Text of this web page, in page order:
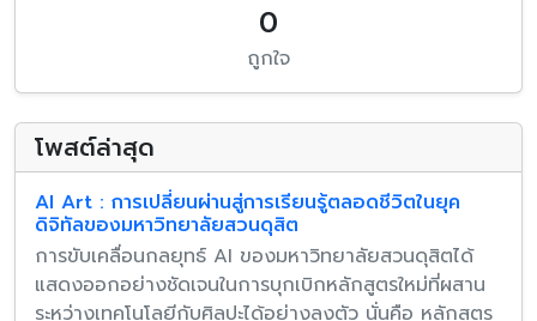
0
ถูกใจ
โพสต์ล่าสุด
AI Art : การเปลี่ยนผ่านสู่การเรียนรู้ตลอดชีวิตในยุค
ดิจิทัลของมหาวิทยาลัยสวนดุสิต
การขับเคลื่อนกลยุทธ์ AI ของมหาวิทยาลัยสวนดุสิตได้
แสดงออกอย่างชัดเจนในการบุกเบิกหลักสูตรใหม่ที่ผสาน
ระหว่างเทคโนโลยีกับศิลปะได้อย่างลงตัว นั่นคือ หลักสูตร